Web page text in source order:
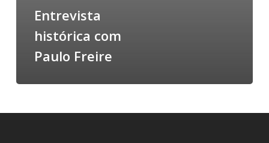
Entrevista
histórica com
Paulo Freire